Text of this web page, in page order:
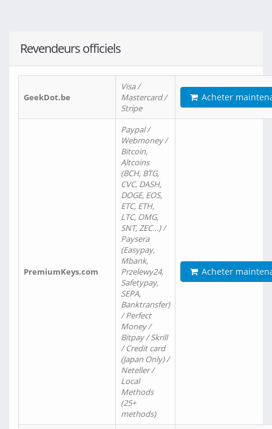
Revendeurs officiels
GeekDot.be
Visa /
Mastercard /
Stripe
Acheter
PremiumKeys.com
Paypal /
Webmoney /
Bitcoin,
Altcoins
(BCH, BTG,
CVC, DASH,
DOGE, EOS,
ETC, ETH,
LTC, OMG,
SNT, ZEC…) /
Paysera
(Easypay,
Mbank,
Przelewy24,
Safetypay,
SEPA,
Banktransfer)
/ Perfect
Money /
Bitpay / Skrill
/ Credit card
(Japan Only) /
Neteller /
Local
Methods
(25+
methods)
Acheter